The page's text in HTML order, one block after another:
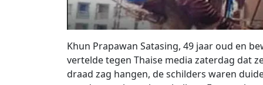
Khun Prapawan Satasing, 49 jaar oud en
vertelde tegen Thaise media zaterdag dat
draad zag hangen, de schilders waren